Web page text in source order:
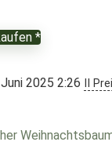
*
2025 2:26 II